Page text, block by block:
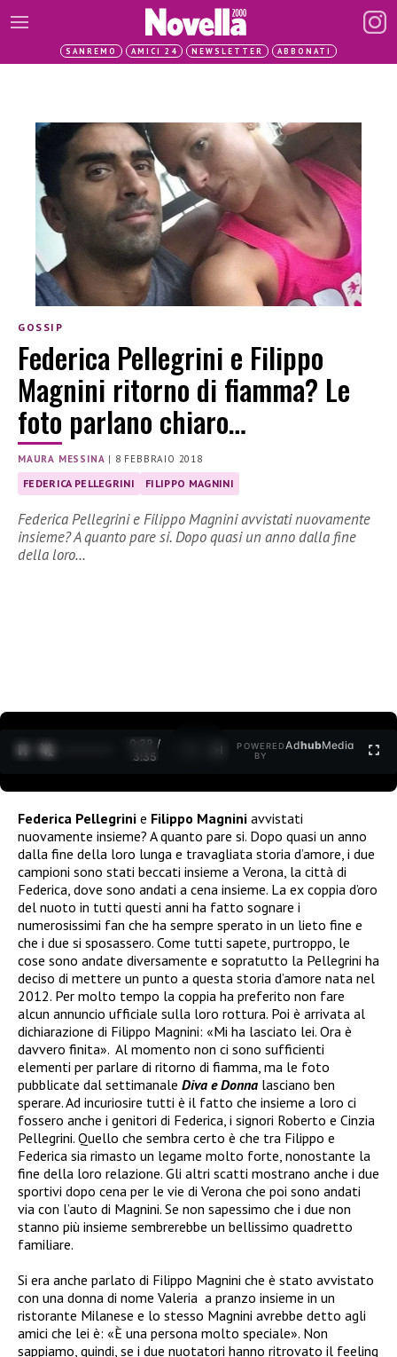
SANREMO AMICI 24 NEWSLETTER ABBONATI
GOSSIP
Federica Pellegrini e Filippo
Magnini ritorno di fiamma? Le
foto parlano chiaro…
MAURA MESSINA | 8 FEBBRAIO 2018
FEDERICA PELLEGRINI FILIPPO MAGNINI
Federica Pellegrini e Filippo Magnini avvistati nuovamente
insieme? A quanto pare si. Dopo quasi un anno dalla fine
della loro…
0:30 /
3:35
POWERED
BY
AdhubMedia
Federica Pellegrini e Filippo Magnini avvistati
nuovamente insieme? A quanto pare si. Dopo quasi un anno
dalla fine della loro lunga e travagliata storia d’amore, i due
campioni sono stati beccati insieme a Verona, la città di
Federica, dove sono andati a cena insieme. La ex coppia d’oro
del nuoto in tutti questi anni ha fatto sognare i
numerosissimi fan che ha sempre sperato in un lieto fine e
che i due si sposassero. Come tutti sapete, purtroppo, le
cose sono andate diversamente e sopratutto la Pellegrini ha
deciso di mettere un punto a questa storia d’amore nata nel
2012. Per molto tempo la coppia ha preferito non fare
alcun annuncio ufficiale sulla loro rottura. Poi è arrivata al
dichiarazione di Filippo Magnini: «Mi ha lasciato lei. Ora è
davvero finita». Al momento non ci sono sufficienti
elementi per parlare di ritorno di fiamma, ma le foto
pubblicate dal settimanale Diva e Donna lasciano ben
sperare. Ad incuriosire tutti è il fatto che insieme a loro ci
fossero anche i genitori di Federica, i signori Roberto e Cinzia
Pellegrini. Quello che sembra certo è che tra Filippo e
Federica sia rimasto un legame molto forte, nonostante la
fine della loro relazione. Gli altri scatti mostrano anche i due
sportivi dopo cena per le vie di Verona che poi sono andati
via con l’auto di Magnini. Se non sapessimo che i due non
stanno più insieme sembrerebbe un bellissimo quadretto
familiare.
Si era anche parlato di Filippo Magnini che è stato avvistato
con una donna di nome Valeria a pranzo insieme in un
ristorante Milanese e lo stesso Magnini avrebbe detto agli
amici che lei è: «È una persona molto speciale». Non
sappiamo, quindi, se i due nuotatori hanno ritrovato il feeling